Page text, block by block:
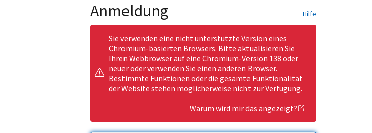
Anmeldung Hilfe
Sie verwenden eine nicht unterstützte Version eines
Chromium-basierten Browsers. Bitte aktualisieren Sie
Ihren Webbrowser auf eine Chromium-Version 138 oder
neuer oder verwenden Sie einen anderen Browser.
Bestimmte Funktionen oder die gesamte Funktionalität
der Website stehen möglicherweise nicht zur Verfügung.
Warum wird mir das angezeigt?